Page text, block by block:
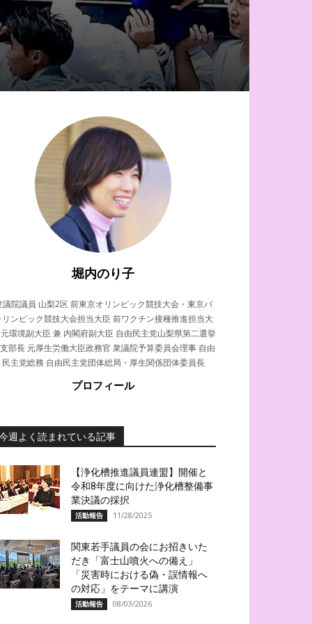
堀内のり子
議院議員 山梨2区 前東京オリンピック競技大会・東京パ
ンピック競技大会担当大臣 前ワクチン接種推進担当大
環境副大臣 兼 内閣府副大臣 自由民主党山梨県第二選挙
部長 元厚生労働大臣政務官 衆議院予算委員会理事 自由
民主党総務 自由民主党団体総局・厚生関係団体委員長
プロフィール
週よく読まれている記事
【浄化槽推進議員連盟】開催と
令和8年度に向けた浄化槽整備事
業決議の採択
活動報告 11/28/2025
関東若手議員の会にお招きいた
だき「富士山噴火への備え」
「災害時における偽・誤情報へ
の対応」をテーマに講演
活動報告 08/03/2026